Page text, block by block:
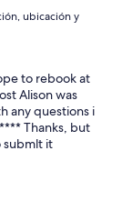
ubicación y
to rebook at
Alison was
any questions i
Thanks, but
submlt it
terminal and
and Allison
is by the